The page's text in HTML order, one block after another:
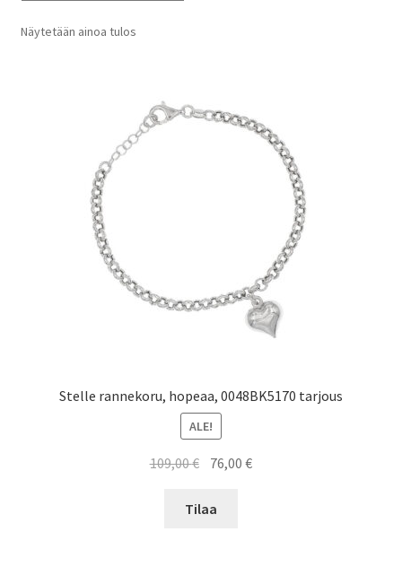
Näytetään ainoa tulos
Stelle rannekoru, hopeaa, 0048BK5170 tarjous
ALE!
109,00€ Alkuperäinen
oli:
76,00€Nykyinen
Tilaa